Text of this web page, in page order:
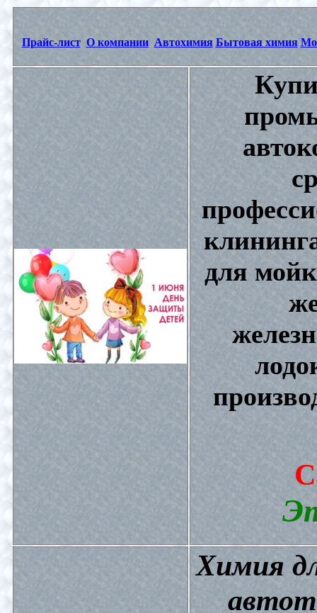
Прайс-лист О компании Автохимия Бытовая химия
для
Химия